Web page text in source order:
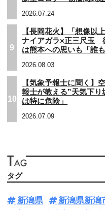
2026.07.24
9
【長岡花火】「想像以
ナイアガラ×正三尺玉
は熊本への思いも「誰
2026.08.03
10
【気象予報士に聞く】
報士が教える”天気下
は特に危険」
2026.07.09
タグ
新潟県 新潟県新潟